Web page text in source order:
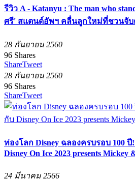
รีวิว A - Katanyu : The man who
ศรี' สแตนด์อัพฯ คลื่นลูกใหม่ที่ชวนจับ
28 กันยายน 2560
96 Shares
ShareTweet
28 กันยายน 2560
96 Shares
ShareTweet
ท่องโลก Disney ฉลองครบรอบ 100
Disney On Ice 2023 presents Mickey
24 มีนาคม 2566